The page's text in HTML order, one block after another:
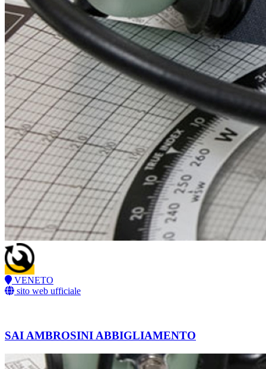
VENETO
sito web ufficiale
SAI AMBROSINI ABBIGLIAMENTO